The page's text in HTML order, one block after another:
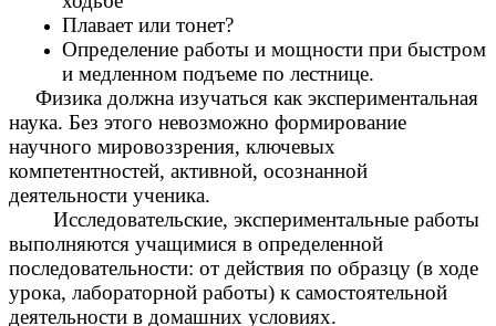
Плавает или тонет?
Определение работы и мощности при быстром
и медленном подъеме по лестнице.
Физика должна изучаться как экспериментальная
наука. Без этого невозможно формирование
научного мировоззрения, ключевых
компетентностей, активной, осознанной
деятельности ученика.
Исследовательские, экспериментальные работы
выполняются учащимися в определенной
последовательности: от действия по образцу (в ходе
урока, лабораторной работы) к самостоятельной
деятельности в домашних условиях.